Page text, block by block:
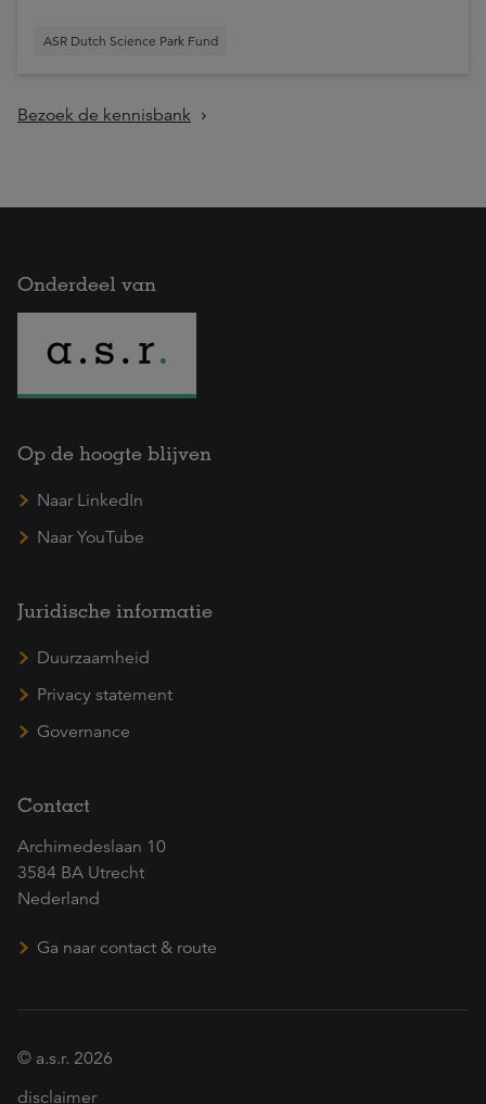
ASR Dutch Science Park Fund
Bezoek de kennisbank
Onderdeel van
Op de hoogte blijven
Naar LinkedIn
Naar YouTube
Juridische informatie
Duurzaamheid
Privacy statement
Governance
Contact
Archimedeslaan 10
3584 BA Utrecht
Nederland
Ga naar contact & route
© a.s.r. 2026
disclaimer